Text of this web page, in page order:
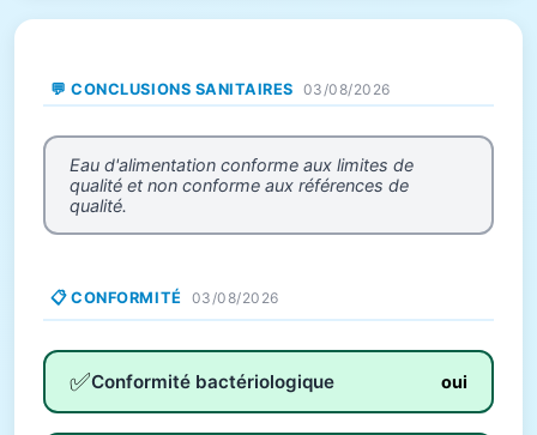
💬 CONCLUSIONS SANITAIRES 03/08/2026
Eau d'alimentation conforme aux limites de
qualité et non conforme aux références de
qualité.
📋 CONFORMITÉ 03/08/2026
✅Conformité bactériologique oui